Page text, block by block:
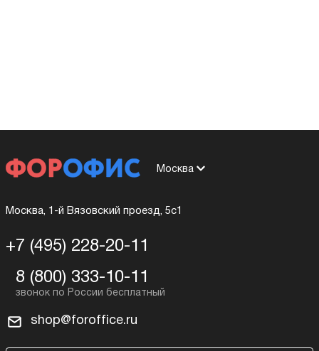
Москва
Москва, 1-й Вязовский проезд, 5с1
+7 (495) 228-20-11
8 (800) 333-10-11
shop@foroffice.ru